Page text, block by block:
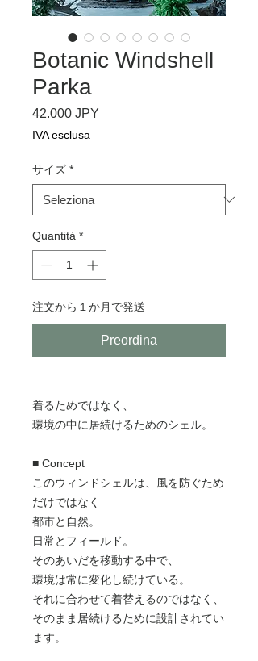
Botanic Windshell
Parka
42.000 JPY
IVA esclusa
サイズ *
Quantità *
注文から１か月で発送
Preordina
着るためではなく、
環境の中に居続けるためのシェル。
■ Concept
このウィンドシェルは、風を防ぐため
だけではなく
都市と自然。
日常とフィールド。
そのあいだを移動する中で、
環境は常に変化し続けている。
それに合わせて着替えるのではなく、
そのまま居続けるために設計されてい
ます。